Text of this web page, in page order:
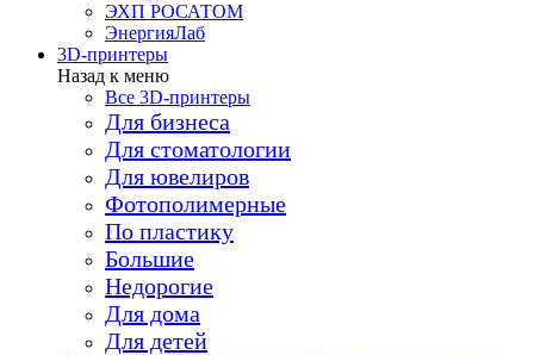
ЭХП РОСАТОМ
ЭнергияЛаб
3D-принтеры
Назад к меню
Все 3D-принтеры
Для бизнеса
Для стоматологии
Для ювелиров
Фотополимерные
По пластику
Большие
Недорогие
Для дома
Для детей